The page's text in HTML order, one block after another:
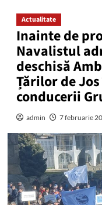
Actualitate
Inainte de
Navalistul
deschisă
Țărilor de
conducerii
admin 7 februarie